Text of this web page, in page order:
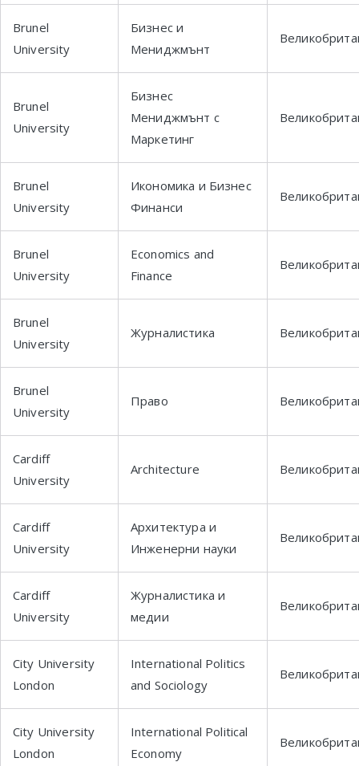
Brunel
University
Бизнес и
Мениджмънт
Brunel
University
Бизнес
Мениджмънт с
Маркетинг
Brunel
University
Икономика и Бизнес
Финанси
Brunel
University
Economics and
Finance
Brunel
University
Журналистика
Brunel
University
Право
Cardiff
University
Architecture
Cardiff
University
Архитектура и
Инженерни науки
Cardiff
University
Журналистика и
медии
City University
London
International Politics
and Sociology
City University
London
International Political
Economy